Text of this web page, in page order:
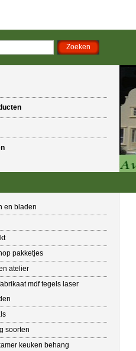
en bladen
pakketjes
atelier
mdf tegels laser
soorten
keuken behang